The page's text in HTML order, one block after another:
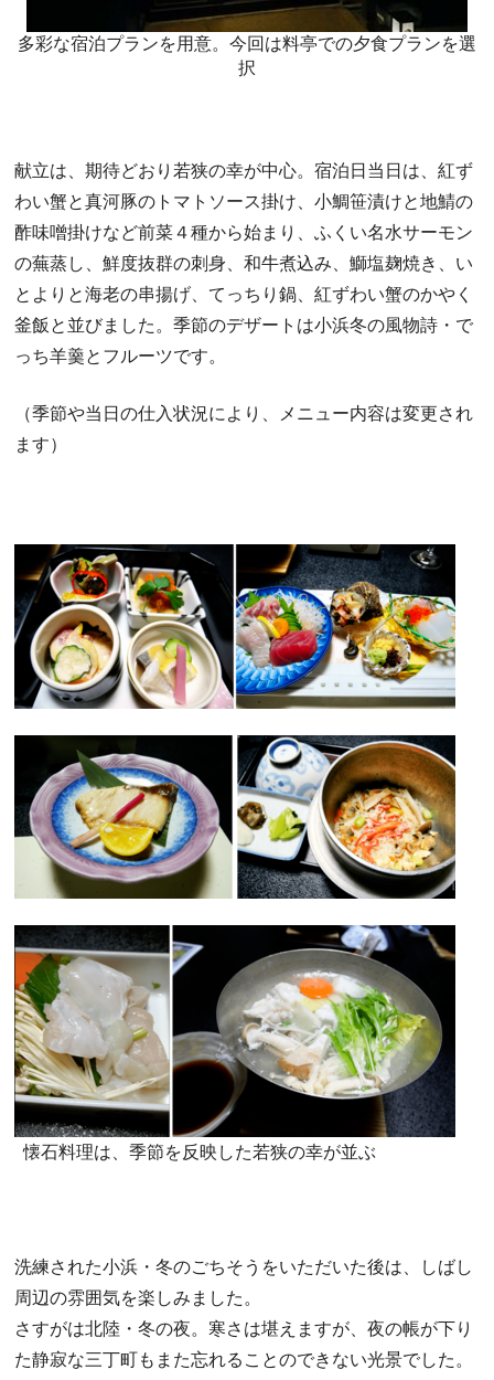
多彩な宿泊プランを用意。今回は料亭での夕食プランを選
択
献立は、期待どおり若狭の幸が中心。宿泊日当日は、紅ず
わい蟹と真河豚のトマトソース掛け、小鯛笹漬けと地鯖の
酢味噌掛けなど前菜４種から始まり、ふくい名水サーモン
の蕪蒸し、鮮度抜群の刺身、和牛煮込み、鰤塩麹焼き、い
とよりと海老の串揚げ、てっちり鍋、紅ずわい蟹のかやく
釜飯と並びました。季節のデザートは小浜冬の風物詩・で
っち羊羹とフルーツです。
（季節や当日の仕入状況により、メニュー内容は変更され
ます）
懐石料理は、季節を反映した若狭の幸が並ぶ
洗練された小浜・冬のごちそうをいただいた後は、しばし
周辺の雰囲気を楽しみました。
さすがは北陸・冬の夜。寒さは堪えますが、夜の帳が下り
た静寂な三丁町もまた忘れることのできない光景でした。